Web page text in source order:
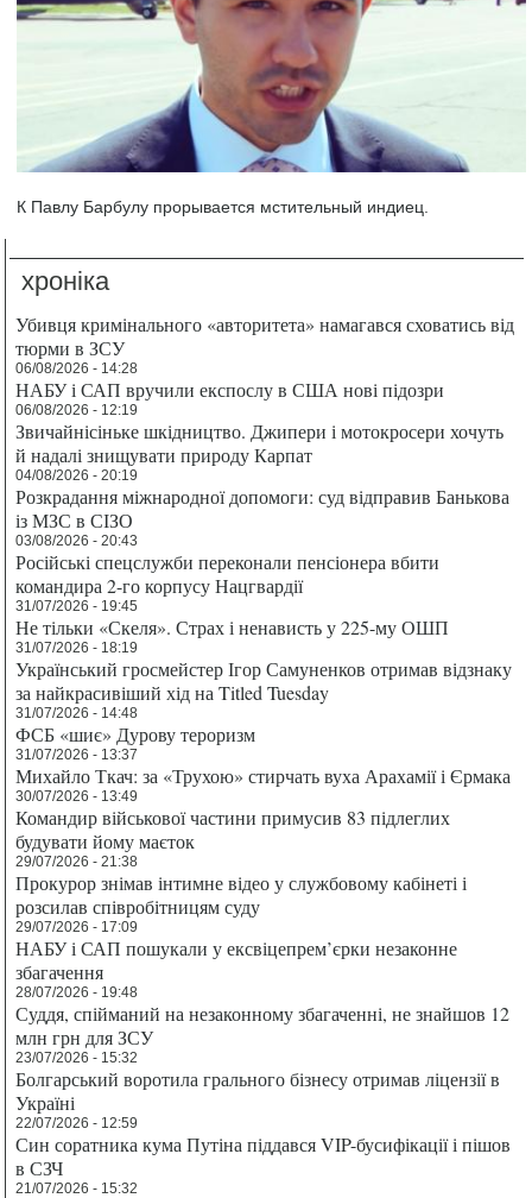
К Павлу Барбулу прорывается мстительный индиец.
хроніка
Убивця кримінального «авторитета» намагався сховатись від
тюрми в ЗСУ
06/08/2026 - 14:28
НАБУ і САП вручили експослу в США нові підозри
06/08/2026 - 12:19
Звичайнісіньке шкідництво. Джипери і мотокросери хочуть
й надалі знищувати природу Карпат
04/08/2026 - 20:19
Розкрадання міжнародної допомоги: суд відправив Банькова
із МЗС в СІЗО
03/08/2026 - 20:43
Російські спецслужби переконали пенсіонера вбити
командира 2-го корпусу Нацгвардії
31/07/2026 - 19:45
Не тільки «Скеля». Страх і ненависть у 225-му ОШП
31/07/2026 - 18:19
Український гросмейстер Ігор Самуненков отримав відзнаку
за найкрасивіший хід на Titled Tuesday
31/07/2026 - 14:48
ФСБ «шиє» Дурову тероризм
31/07/2026 - 13:37
Михайло Ткач: за «Трухою» стирчать вуха Арахамії і Єрмака
30/07/2026 - 13:49
Командир військової частини примусив 83 підлеглих
будувати йому маєток
29/07/2026 - 21:38
Прокурор знімав інтимне відео у службовому кабінеті і
розсилав співробітницям суду
29/07/2026 - 17:09
НАБУ і САП пошукали у ексвіцепрем’єрки незаконне
збагачення
28/07/2026 - 19:48
Суддя, спійманий на незаконному збагаченні, не знайшов 12
млн грн для ЗСУ
23/07/2026 - 15:32
Болгарський воротила грального бізнесу отримав ліцензії в
Україні
22/07/2026 - 12:59
Син соратника кума Путіна піддався VIP-бусифікації і пішов
в СЗЧ
21/07/2026 - 15:32